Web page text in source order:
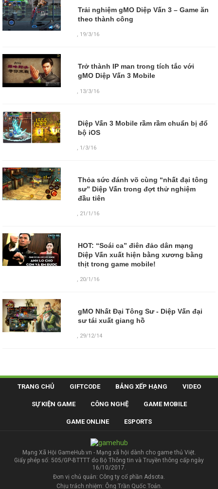
Trải nghiệm gMO Diệp Vấn 3 – Game ăn
theo thành công
, 19/3/16
Trở thành IP man trong tích tắc với
gMO Diệp Vấn 3 Mobile
13/3/16
Diệp Vấn 3 Mobile rầm rầm chuẩn bị đổ
bộ iOS
, 1/3/16
Thỏa sức đánh võ cùng “nhất đại tông
sư” Diệp Vấn trong đợt thử nghiệm
đầu tiên
, 21/1/16
HOT: “Soái ca” điên đảo dân mạng
Diệp Vấn xuất hiện bằng xương bằng
thịt trong game mobile!
, 20/1/16
gMO Nhất Đại Tông Sư - Diệp Vấn đại
sư tái xuất giang hồ
, 29/12/14
TRANG CHỦ GIFTCODE BẢNG XẾP HẠNG VIDEO
SỰ KIỆN GAME CÔNG NGHỆ GAME MOBILE
GAME ONLINE ESPORTS
Mạng Xã Hội GameHub.vn - Mạng xã hội dành cho game thủ Việt.
Giấy phép số: 505/GP-BTTTT do Bộ Thông tin và Truyền thông cấp ngày
16/10/2017.
Đơn vị chủ quản: Công ty cổ phần Adsota.
Chịu trách nhiệm: Ông Trần Quốc Toản.